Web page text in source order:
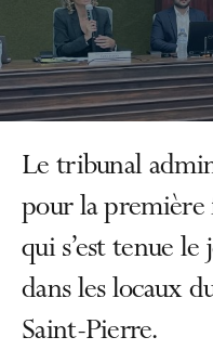
Le tribunal
pour la
qui s’est tenue
dans les locaux
Saint-Pierre.